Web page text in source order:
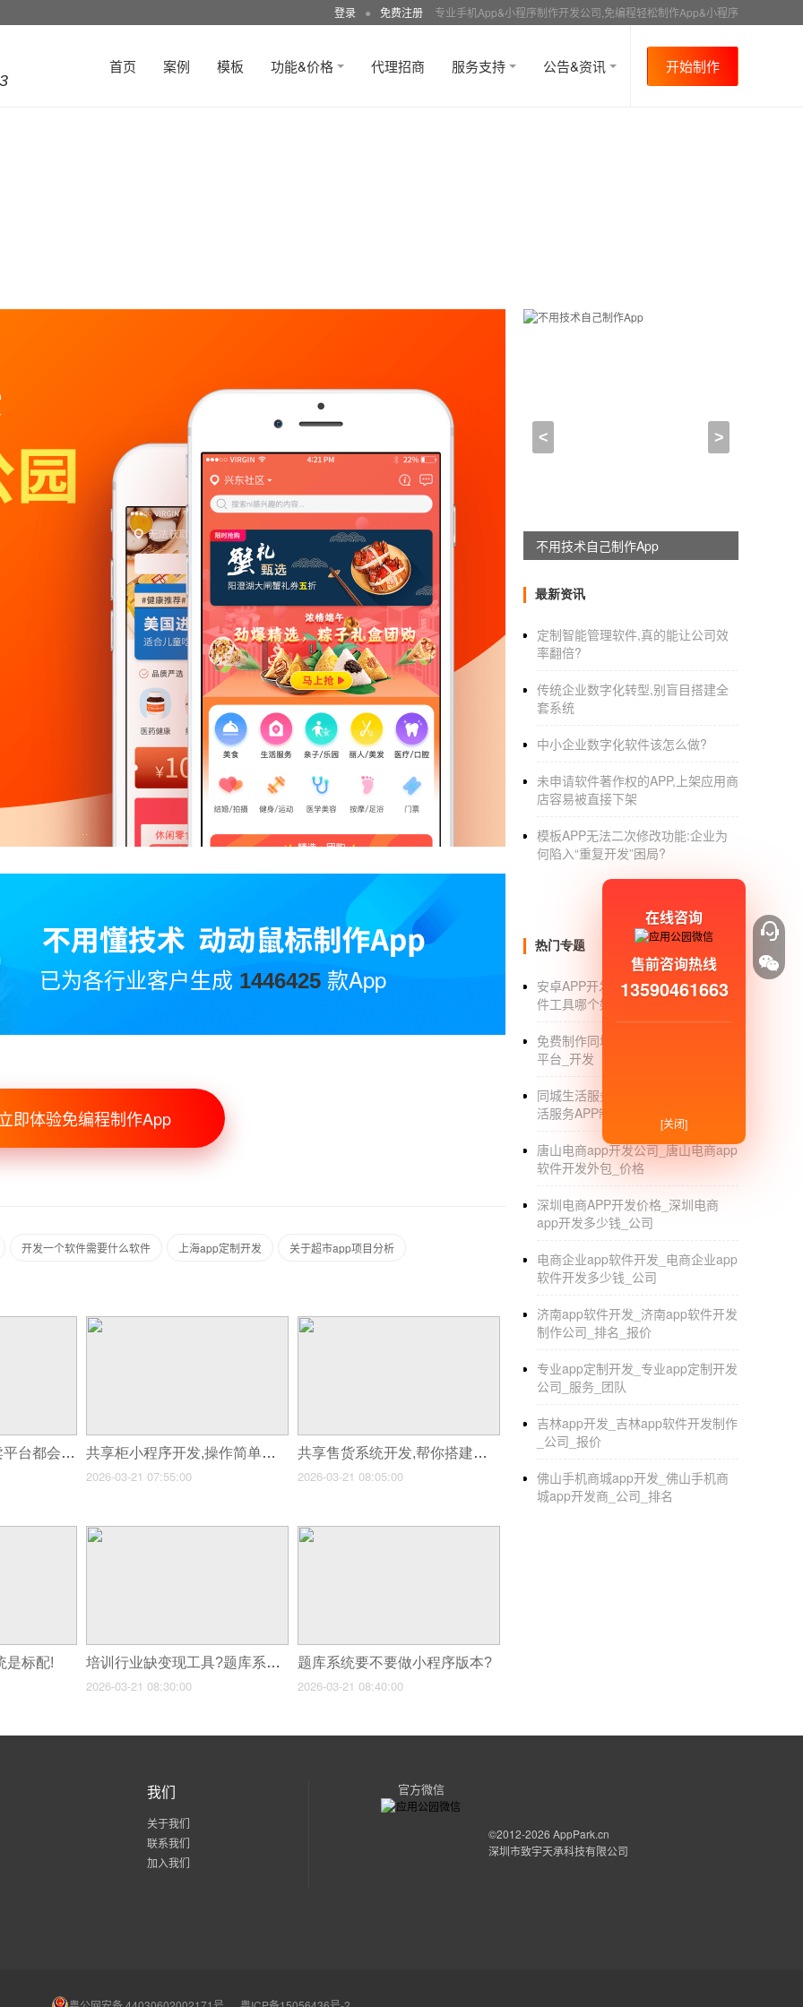
登录 ● 免费注册 专业手机App&小程序制作开发公司,免编程轻松制作App&小程序
首页 案例 模板 功能&价格 代理招商 服务支持 公告&资讯 开始制作
2021-08-17 06:15:00
什么是前线开发？前线开发是做什么的？网
一：什么是前端开发？前端开发是什么意思
前端框架和技术。从而实现各种产品的用户
css3的快速发展使得网页更加美观，用户体验
二：前端的核心技术
它是一种超文本标记语言，可以实现网页并
说，学好是成为Web开发必须掌握的技能，
这就是前端开发。关于前端开发的具体含义
广州APP开发公司谈什么是APP，
虽然市场上有各种各样的应用，但对于很多用
的问号。其实APP虽然看似小，其实开发的
所谓APP，就是指APPlication软件。在软件
的增长。在这短短的几年里，各种应用充斥
关。据Ebbs APP Software的开发介绍，通
功能。
app开发是一个非常严谨的流程，一般包括
面的要求，APP制作工作人员将设计一套完
择外包服务，专业APP开发公司在建筑设计和
随着APP市场的日益细分，APP的开发要求
在此基础上，进行产品开发架构、基础功能
Ebbs是中国领先的移动应用在线平台。在
模式，才能在移动互联网时代生存。你可以
已为各行业客户生成 1446425 款App
即体验免编程制作App
开发一个软件需要什么软件 上海app定制开发 关于超市app项目分析
没有智能调度的外卖平台都会垮吗? 共享柜小程序开发,操作简单易上手!
2026-03-21 07:55:00
共享售货系统开发,帮你搭建赚钱机器!
2026-03-21 08:05:00
是标配! 培训行业缺变现工具?题库系统是好选择!
2026-03-21 08:30:00
题库系统要不要做小程序版本?
2026-03-21 08:40:00
< >
不用技术自己制作App
最新资讯
定制智能管理软件,真的能让公司效
率翻倍?
传统企业数字化转型,别盲目搭建全
套系统
中小企业数字化软件该怎么做?
未申请软件著作权的APP,上架应用商
店容易被直接下架
模板APP无法二次修改功能:企业为
何陷入“重复开发”困局?
热门专题
安卓APP开发软件_安卓APP开发软
件工具哪个好_傻瓜式制作_公司
免费制作同城app_免费制作同城app
平台_开发
同城生活服务APP开发_同城本地生
活服务APP制作方式_公司_价格
唐山电商app开发公司_唐山电商app
软件开发外包_价格
深圳电商APP开发价格_深圳电商
app开发多少钱_公司
电商企业app软件开发_电商企业app
软件开发多少钱_公司
济南app软件开发_济南app软件开发
制作公司_排名_报价
专业app定制开发_专业app定制开发
公司_服务_团队
吉林app开发_吉林app软件开发制作
_公司_报价
佛山手机商城app开发_佛山手机商
城app开发商_公司_排名
我们
关于我们
联系我们
加入我们
官方微信
©2012-2026 AppPark.cn
深圳市致宇天承科技有限公司
在线咨询
售前咨询热线
13590461663
[关闭]